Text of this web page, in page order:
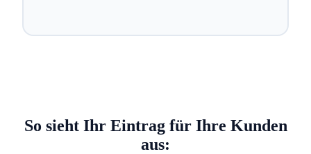
So sieht Ihr Eintrag für Ihre Kunden
aus: